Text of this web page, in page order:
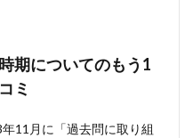
期についてのもう1
ミ
11月に「過去問に取り組